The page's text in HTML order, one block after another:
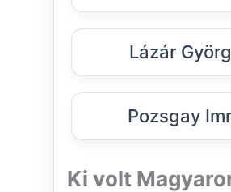
Lázár
Pozsgay
Ki volt